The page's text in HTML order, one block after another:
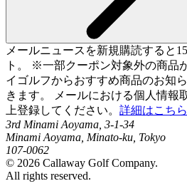
メールニュースを新規購読すると
ト。 ※一部クーポン対象外の商品
イゴルフからおすすめ商品のお知
きます。 メールにおける個人情報
上登録してください。 詳細はこちら
3rd Minami Aoyama, 3-1-34
Minami Aoyama, Minato-ku, Tokyo
107-0062
© 2026 Callaway Golf Company.
All rights reserved.